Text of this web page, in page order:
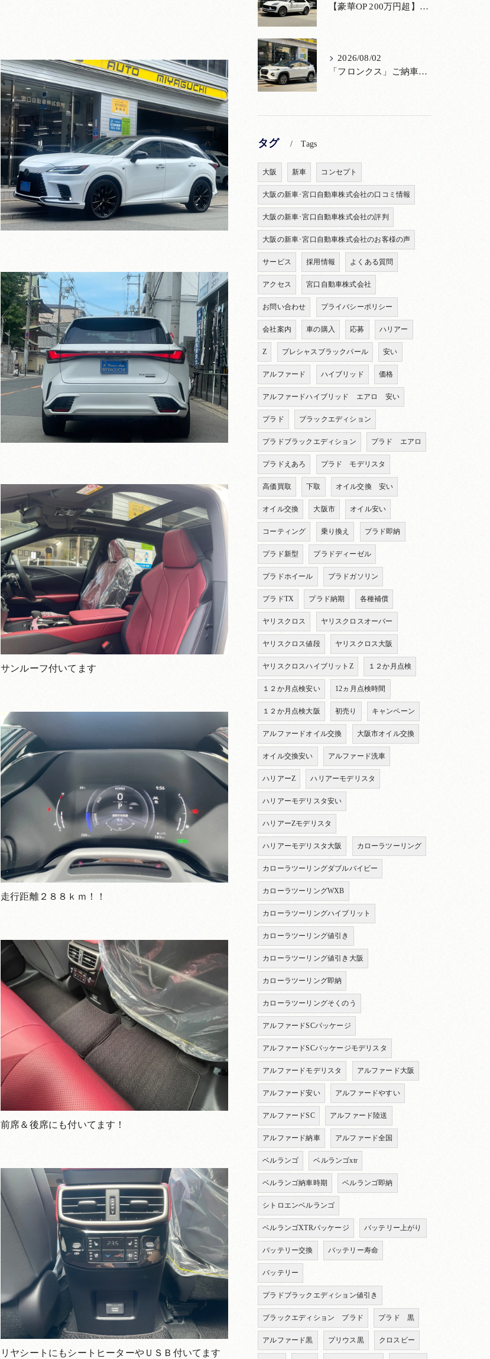
サンルーフ付いてます
走行距離２８８ｋｍ！！
前席＆後席にも付いてます！
リヤシートにもシートヒーターやＵＳＢ付いてます
【豪華OP 200万円超】極上のポルシェ マカンが入荷！注目のオプション装備
2026/08/02
「フロンクス」ご納車！購入からメンテナンス・リコールまで！宮口自動車
タグ Tags
大阪 新車 コンセプト
大阪の新車･宮口自動車株式会社の口コミ情報
大阪の新車･宮口自動車株式会社の評判
大阪の新車･宮口自動車株式会社のお客様の声
サービス 採用情報 よくある質問
アクセス 宮口自動車株式会社
お問い合わせ プライバシーポリシー
会社案内 車の購入 応募 ハリアー
Z プレシャスブラックパール 安い
アルファード ハイブリッド 価格
アルファードハイブリッド エアロ 安い
プラド ブラックエディション
プラドブラックエディション プラド エアロ
プラドえあろ プラド モデリスタ
高価買取 下取 オイル交換 安い
オイル交換 大阪市 オイル安い
コーティング 乗り換え プラド即納
プラド新型 プラドディーゼル
プラドホイール プラドガソリン
プラドTX プラド納期 各種補償
ヤリスクロス ヤリスクロスオーバー
ヤリスクロス値段 ヤリスクロス大阪
ヤリスクロスハイブリットZ １２か月点検
１２か月点検安い 12ヵ月点検時間
１２か月点検大阪 初売り キャンペーン
アルファードオイル交換 大阪市オイル交換
オイル交換安い アルファード洗車
ハリアーZ ハリアーモデリスタ
ハリアーモデリスタ安い
ハリアーZモデリスタ
ハリアーモデリスタ大阪 カローラツーリング
カローラツーリングダブルバイビー
カローラツーリングWXB
カローラツーリングハイブリット
カローラツーリング値引き
カローラツーリング値引き大阪
カローラツーリング即納
カローラツーリングそくのう
アルファードSCパッケージ
アルファードSCパッケージモデリスタ
アルファードモデリスタ アルファード大阪
アルファード安い アルファードやすい
アルファードSC アルファード陸送
アルファード納車 アルファード全国
ベルランゴ ベルランゴxtr
ベルランゴ納車時期 ベルランゴ即納
シトロエンベルランゴ
ベルランゴXTRパッケージ バッテリー上がり
バッテリー交換 バッテリー寿命
バッテリー
プラドブラックエディション値引き
ブラックエディション プラド プラド 黒
アルファード黒 プリウス黒 クロスビー